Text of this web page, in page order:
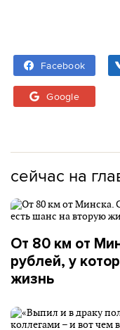
Facebook
Google
сейчас на
От 80 км от
рублей, у
жизнь